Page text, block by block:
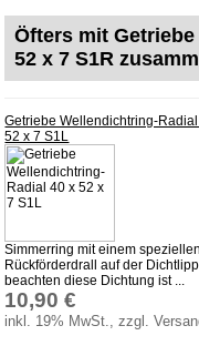
Öfters mit
52 x 7 S1R
Getriebe Wellendichtring-
52 x 7 S1L
Simmerring mit einem speziellen
Rückförderdrall auf der
beachten diese Dichtung ist ...
10,90 €
inkl. 19% MwSt., zzgl.